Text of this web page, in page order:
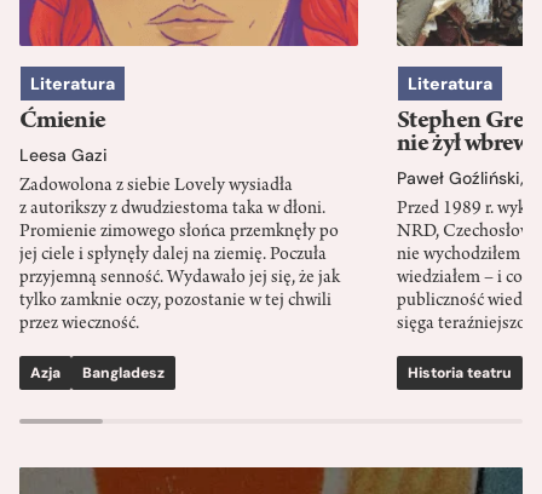
Literatura
Ćmienie
Leesa Gazi
Zadowolona z siebie Lovely wysiadła
z autorikszy z dwudziestoma taka w dłoni.
Promienie zimowego słońca przemknęły po
jej ciele i spłynęły dalej na ziemię. Poczuła
przyjemną senność. Wydawało jej się, że jak
tylko zamknie oczy, pozostanie w tej chwili
przez wieczność.
Azja Bangladesz
Literatura
Stephen
nie żył wbrew
Paweł Goźliński,
Przed 1989 r.
NRD,
nie wychodziłem
wiedziałem – i co
publiczność
sięga
Historia teatru